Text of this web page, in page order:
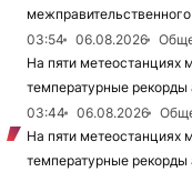
03:54
06.08.2026
На пяти
температурные рекорды
03:44
06.08.2026
На пяти
температурные рекорды